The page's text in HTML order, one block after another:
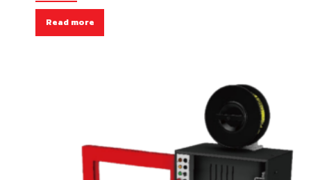
Read more